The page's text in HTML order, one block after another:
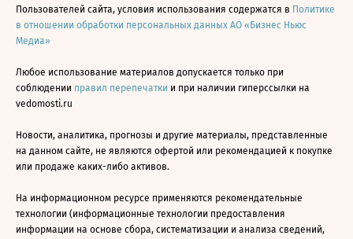
Пользователей сайта, условия использования содержатся в Политике
в отношении обработки персональных данных АО «Бизнес Ньюс
Медиа»
Любое использование материалов допускается только при
соблюдении правил перепечатки и при наличии гиперссылки на
vedomosti.ru
Новости, аналитика, прогнозы и другие материалы, представленные
на данном сайте, не являются офертой или рекомендацией к покупке
или продаже каких-либо активов.
На информационном ресурсе применяются рекомендательные
технологии (информационные технологии предоставления
информации на основе сбора, систематизации и анализа сведений,